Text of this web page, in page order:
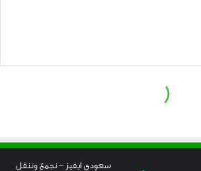
سعودي ايفيز – نجمع وننقل